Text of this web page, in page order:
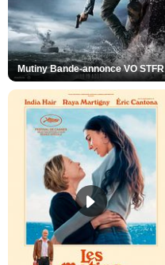
Mutiny Bande-annonce VO STFR